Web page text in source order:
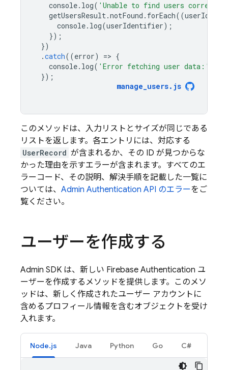
console. log( 'Unable to find users
getUsersResult.notFound . forEach((
console. log(userIdentifier);
});
})
.catch((error) => {
console. log( 'Error fetching user data:'
});
manage_users. js
このメソッドは、入力リストとサイズが同じである
リストを返します。各エントリには、対応する
UserRecord が含まれるか、その ID が見つからな
かった理由を示すエラーが含まれます。すべてのエ
ラーコード、その説明、解決手順を記載した一覧に
ついては、 Admin Authentication API のエラーをご
覧ください。
ユーザーを作成する
Admin SDK は、新しい Firebase Authentication ユ
ーザーを作成するメソッドを提供します。このメソ
ッドは、新しく作成されたユーザー アカウントに
含めるプロフィール情報を含むオブジェクトを受け
入れます。
Node.js Java Python Go C#